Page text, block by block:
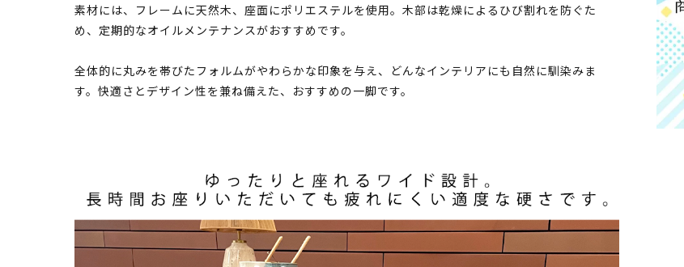
素材には、フレームに天然木、座面にポリエステルを使用。木部は乾燥によるひび割れを防ぐた
め、定期的なオイルメンテナンスがおすすめです。
全体的に丸みを帯びたフォルムがやわらかな印象を与え、どんなインテリアにも自然に馴染みま
す。快適さとデザイン性を兼ね備えた、おすすめの一脚です。